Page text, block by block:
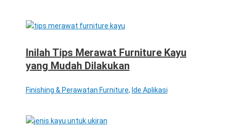
Inilah Tips Merawat Furniture Kayu
yang Mudah Dilakukan
Finishing & Perawatan Furniture, Ide Aplikasi